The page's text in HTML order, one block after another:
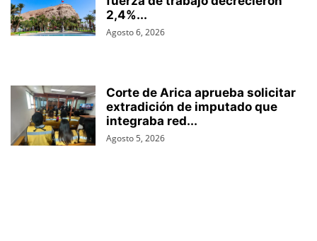
2,4%...
Agosto 6, 2026
Corte de Arica aprueba solicitar
extradición de imputado que
integraba red...
Agosto 5, 2026